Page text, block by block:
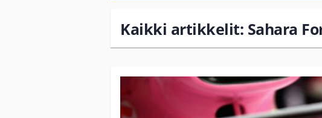
Kaikki artikkelit: Sahara